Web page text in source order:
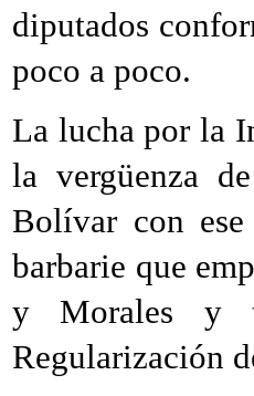
diputados
poco a poco.
La lucha por la
la vergüenza
Bolívar con
barbarie que
y Morales y
Regularización